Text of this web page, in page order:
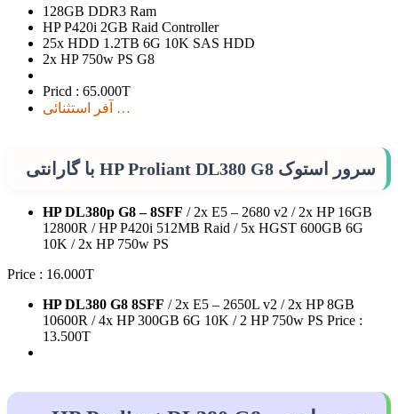
128GB DDR3 Ram
HP P420i 2GB Raid Controller
25x HDD 1.2TB 6G 10K SAS HDD
2x HP 750w PS G8
Pricd : 65.000T
آفر استثنائی …
سرور استوک HP Proliant DL380 G8 با گارانتی
HP DL380p G8 – 8SFF / 2x E5 – 2680 v2 / 2x HP 16GB
12800R / HP P420i 512MB Raid / 5x HGST 600GB 6G
10K / 2x HP 750w PS
Price : 16.000T
HP DL380 G8 8SFF / 2x E5 – 2650L v2 / 2x HP 8GB
10600R / 4x HP 300GB 6G 10K / 2 HP 750w PS Price :
13.500T